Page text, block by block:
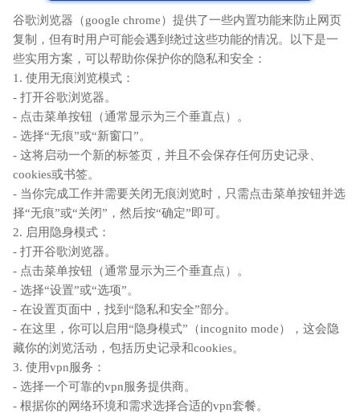
谷歌浏览器（google chrome）提供了一些内置功能来防止网页
复制，但有时用户可能会遇到绕过这些功能的情况。以下是一
些实用方案，可以帮助你保护你的隐私和安全：
1. 使用无痕浏览模式：
- 打开谷歌浏览器。
- 点击菜单按钮（通常显示为三个垂直点）。
- 选择“无痕”或“新窗口”。
- 这将启动一个新的标签页，并且不会保存任何历史记录、
cookies或书签。
- 当你完成工作并需要关闭无痕浏览时，只需点击菜单按钮并选
择“无痕”或“关闭”，然后按“确定”即可。
2. 启用隐身模式：
- 打开谷歌浏览器。
- 点击菜单按钮（通常显示为三个垂直点）。
- 选择“设置”或“选项”。
- 在设置页面中，找到“隐私和安全”部分。
- 在这里，你可以启用“隐身模式”（incognito mode），这会隐
藏你的浏览活动，包括历史记录和cookies。
3. 使用vpn服务：
- 选择一个可靠的vpn服务提供商。
- 根据你的网络环境和需求选择合适的vpn套餐。